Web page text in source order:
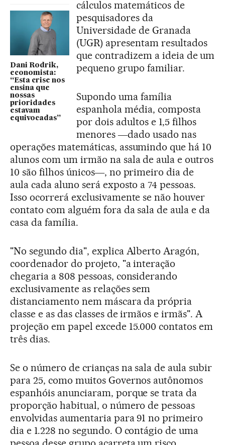
Dani Rodrik,
economista:
“Esta crise nos
ensina que
nossas
prioridades
estavam
equivocadas”
cálculos matemáticos de
pesquisadores da
Universidade de Granada
(UGR) apresentam resultados
que contradizem a ideia de um
pequeno grupo familiar.
Supondo uma família
espanhola média, composta
por dois adultos e 1,5 filhos
menores ―dado usado nas
operações matemáticas, assumindo que há 10
alunos com um irmão na sala de aula e outros
10 são filhos únicos―, no primeiro dia de
aula cada aluno será exposto a 74 pessoas.
Isso ocorrerá exclusivamente se não houver
contato com alguém fora da sala de aula e da
casa da família.
"No segundo dia", explica Alberto Aragón,
coordenador do projeto, "a interação
chegaria a 808 pessoas, considerando
exclusivamente as relações sem
distanciamento nem máscara da própria
classe e as das classes de irmãos e irmãs". A
projeção em papel excede 15.000 contatos em
três dias.
Se o número de crianças na sala de aula subir
para 25, como muitos Governos autônomos
espanhóis anunciaram, porque se trata da
proporção habitual, o número de pessoas
envolvidas aumentaria para 91 no primeiro
dia e 1.228 no segundo. O contágio de uma